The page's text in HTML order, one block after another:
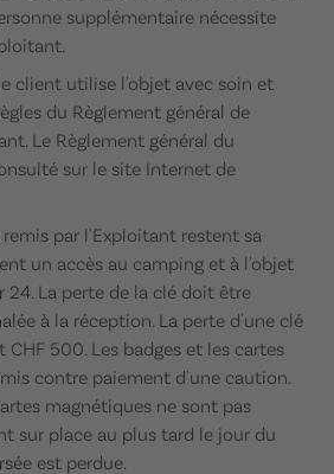
supplémentaire nécessite
client utilise l'objet avec soin et
du Règlement général de
Le Règlement général du
sur le site Internet de
remis par l'Exploitant restent sa
un accès au camping et à l'objet
24. La perte de la clé doit être
à la réception. La perte d'une clé
500. Les badges et les cartes
contre paiement d'une caution.
magnétiques ne sont pas
sur place au plus tard le jour du
est perdue.